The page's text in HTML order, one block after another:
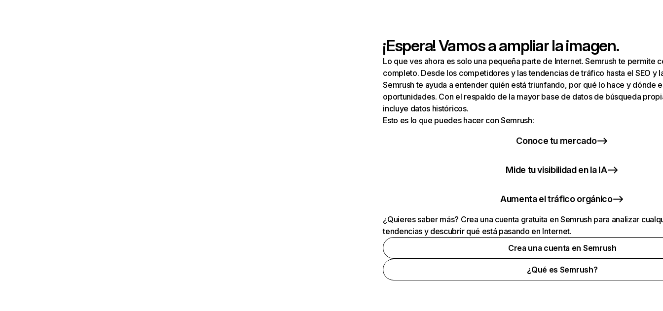
¡Espera! Vamos a ampliar la imagen.
Lo que ves ahora es solo una pequeña parte de Internet. Semrush te permite
completo. Desde los competidores y las tendencias de tráfico hasta el SEO y
Semrush te ayuda a entender quién está triunfando, por qué lo hace y dónde
oportunidades. Con el respaldo de la mayor base de datos de búsqueda
incluye datos históricos.
Esto es lo que puedes hacer con Semrush:
Conoce tu mercado
Mide tu visibilidad en la IA
Aumenta el tráfico orgánico
¿Quieres saber más? Crea una cuenta gratuita en Semrush para analizar
tendencias y descubrir qué está pasando en Internet.
Crea una cuenta en Semrush
¿Qué es Semrush?